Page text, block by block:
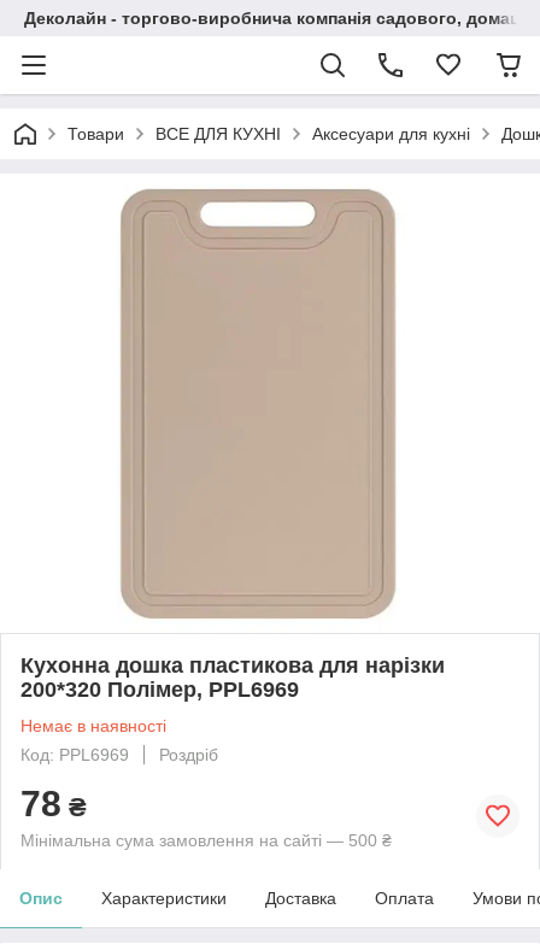
Деколайн - торгово-виробнича компанія садового,
Товари ВСЕ ДЛЯ КУХНІ Аксесуари для кухні
Кухонна дошка пластикова для нарізки
200*320 Полімер, PPL6969
Немає в наявності
Код: PPL6969
Роздріб
78 ₴
Мінімальна сума замовлення на сайті — 500 ₴
Опис Характеристики Доставка Оплата Умови